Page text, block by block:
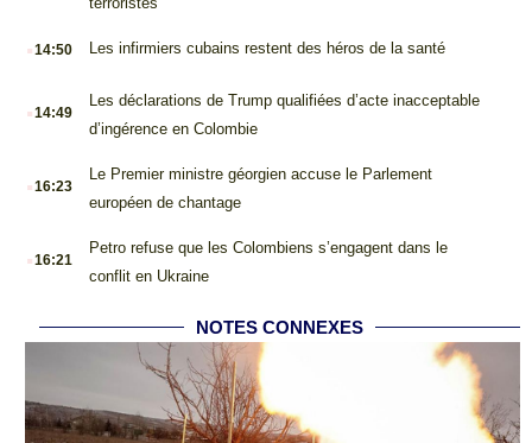
.14:50 Les infirmiers cubains restent des héros de la santé
.14:49
Les déclarations de Trump qualifiées d’acte inacceptable
d’ingérence en Colombie
.16:23
Le Premier ministre géorgien accuse le Parlement
européen de chantage
.16:21
Petro refuse que les Colombiens s’engagent dans le
conflit en Ukraine
NOTES CONNEXES